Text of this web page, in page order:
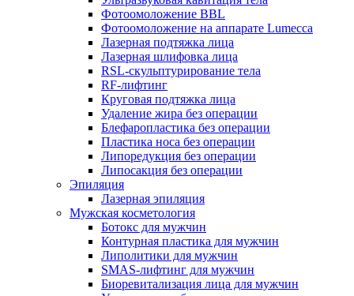
Фотоомоложение BBL
Фотоомоложение на аппарате Lumecca
Лазерная подтяжка лица
Лазерная шлифовка лица
RSL-скульптурирование тела
RF-лифтинг
Круговая подтяжка лица
Удаление жира без операции
Блефаропластика без операции
Пластика носа без операции
Липоредукция без операции
Липосакция без операции
Эпиляция
Лазерная эпиляция
Мужская косметология
Ботокс для мужчин
Контурная пластика для мужчин
Липолитики для мужчин
SMAS-лифтинг для мужчин
Биоревитализация лица для мужчин